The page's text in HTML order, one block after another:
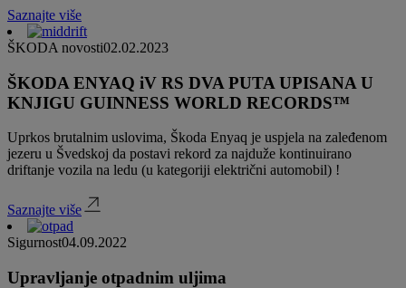
Saznajte više
ŠKODA novosti02.02.2023
ŠKODA ENYAQ iV RS DVA PUTA UPISANA U
KNJIGU GUINNESS WORLD RECORDS™
Uprkos brutalnim uslovima, Škoda Enyaq je uspjela na zaleđenom
jezeru u Švedskoj da postavi rekord za najduže kontinuirano
driftanje vozila na ledu (u kategoriji električni automobil) !
Saznajte više
Sigurnost04.09.2022
Upravljanje otpadnim uljima